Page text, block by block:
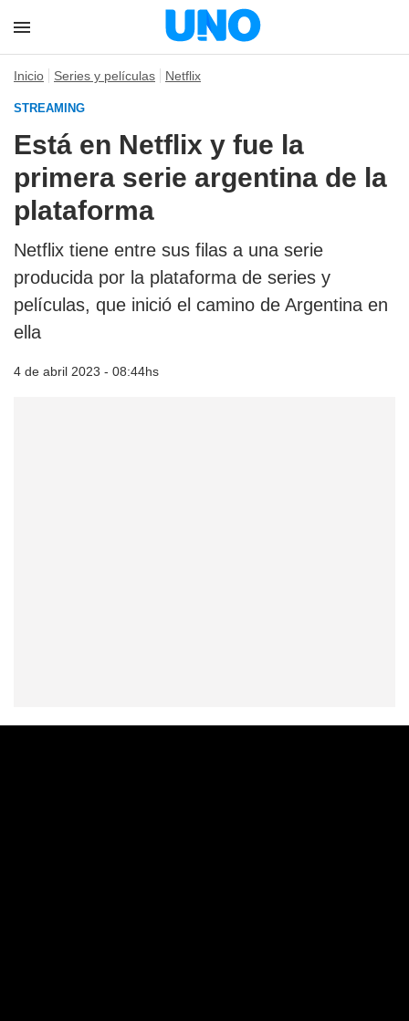
Inicio Series y películas Netflix
STREAMING
Está en Netflix y fue la
primera serie argentina de la
plataforma
Netflix tiene entre sus filas a una serie
producida por la plataforma de series y
películas, que inició el camino de Argentina en
ella
4 de abril 2023 - 08:44hs